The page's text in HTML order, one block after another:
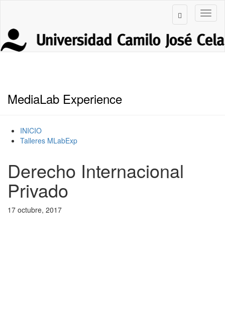
MediaLab Experience
INICIO
Talleres MLabExp
Derecho Internacional
Privado
17 octubre, 2017